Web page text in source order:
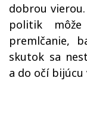
dobrou
politik môže
premlčanie,
skutok sa
a do očí